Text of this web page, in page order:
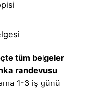
tüm belgeler
randevusu
1-3 iş günü